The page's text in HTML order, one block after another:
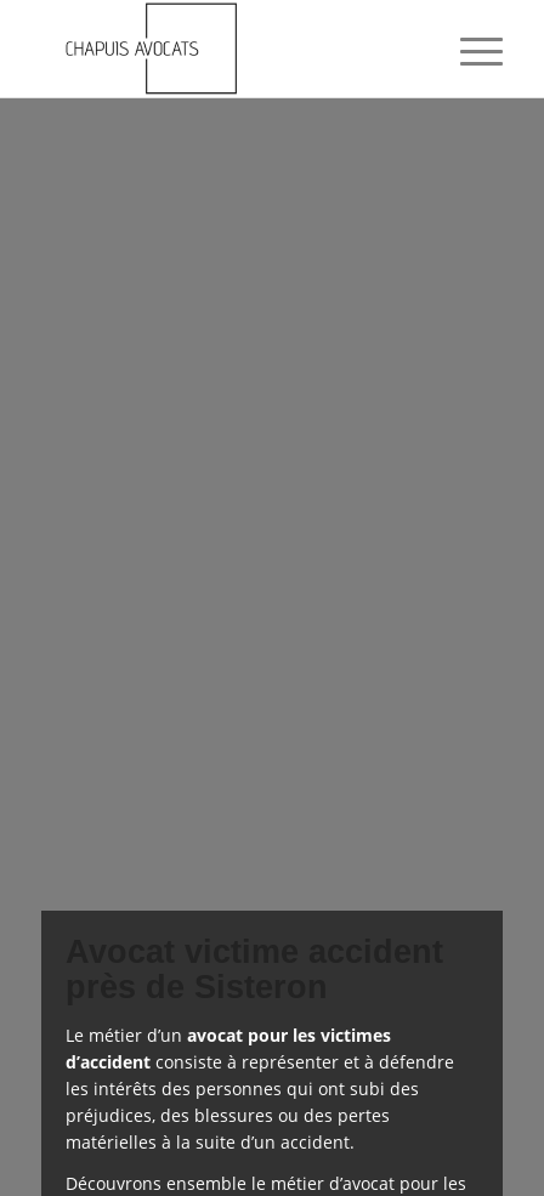
Le métier d’un avocat pour les victimes
d’accident consiste à représenter et à défendre
les intérêts des personnes qui ont subi des
préjudices, des blessures ou des pertes
matérielles à la suite d’un accident.
Découvrons ensemble le métier d’avocat pour les